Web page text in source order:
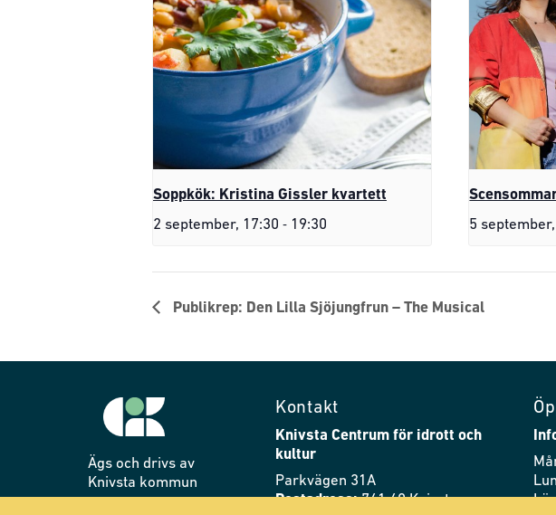
Soppkök: Kristina Gissler kvartett
2 september, 17:30 - 19:30
5
Publikrep: Den Lilla Sjöjungfrun – The Musical
Ägs och drivs av
Knivsta kommun
Kontakt
Knivsta Centrum för idrott och
kultur
Parkvägen 31A
Postadress:741 40 Knivsta